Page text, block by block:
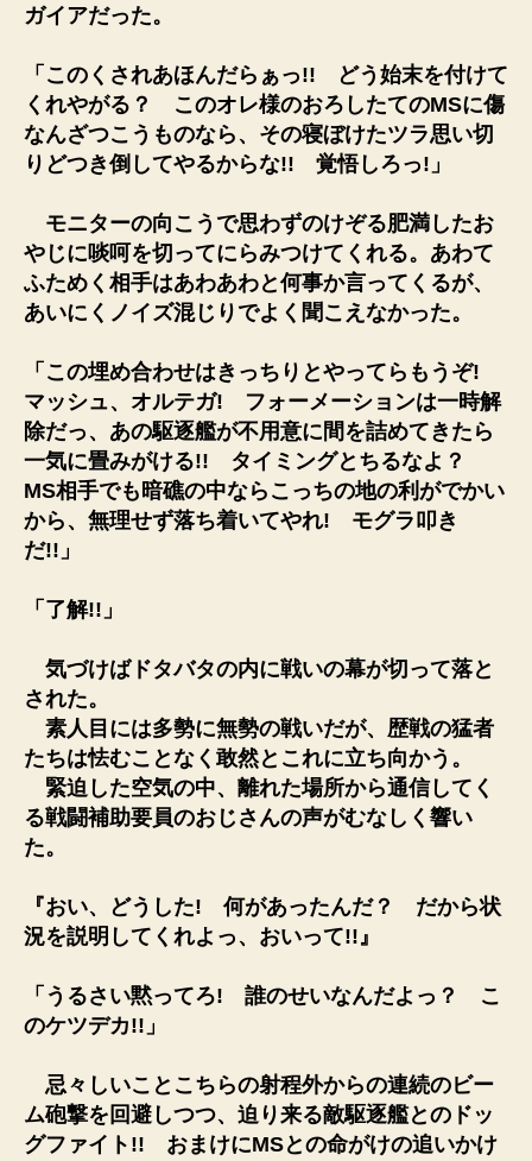
ガイアだった。
「このくされあほんだらぁっ!! どう始末を付けて
くれやがる？ このオレ様のおろしたてのMSに傷
なんざつこうものなら、その寝ぼけたツラ思い切
りどつき倒してやるからな!! 覚悟しろっ!」
モニターの向こうで思わずのけぞる肥満したお
やじに啖呵を切ってにらみつけてくれる。あわて
ふためく相手はあわあわと何事か言ってくるが、
あいにくノイズ混じりでよく聞こえなかった。
「この埋め合わせはきっちりとやってらもうぞ!
マッシュ、オルテガ! フォーメーションは一時解
除だっ、あの駆逐艦が不用意に間を詰めてきたら
一気に畳みがける!! タイミングとちるなよ？
MS相手でも暗礁の中ならこっちの地の利がでかい
から、無理せず落ち着いてやれ! モグラ叩き
だ!!」
「了解!!」
気づけばドタバタの内に戦いの幕が切って落と
された。
素人目には多勢に無勢の戦いだが、歴戦の猛者
たちは怯むことなく敢然とこれに立ち向かう。
緊迫した空気の中、離れた場所から通信してく
る戦闘補助要員のおじさんの声がむなしく響い
た。
『おい、どうした! 何があったんだ？ だから状
況を説明してくれよっ、おいって!!』
「うるさい黙ってろ! 誰のせいなんだよっ？ こ
のケツデカ!!」
忌々しいことこちらの射程外からの連続のビー
ム砲撃を回避しつつ、迫り来る敵駆逐艦とのドッ
グファイト!! おまけにMSとの命がけの追いかけ